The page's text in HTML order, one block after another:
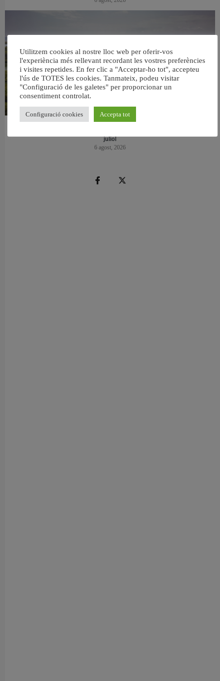
juliol
6 agost, 2026
Utilitzem cookies al nostre lloc web per oferir-vos
l'experiència més rellevant recordant les vostres preferències
i visites repetides. En fer clic a "Acceptar-ho tot", accepteu
l'ús de TOTES les cookies. Tanmateix, podeu visitar
"Configuració de les galetes" per proporcionar un
consentiment controlat.
Configuració cookies Accepta tot